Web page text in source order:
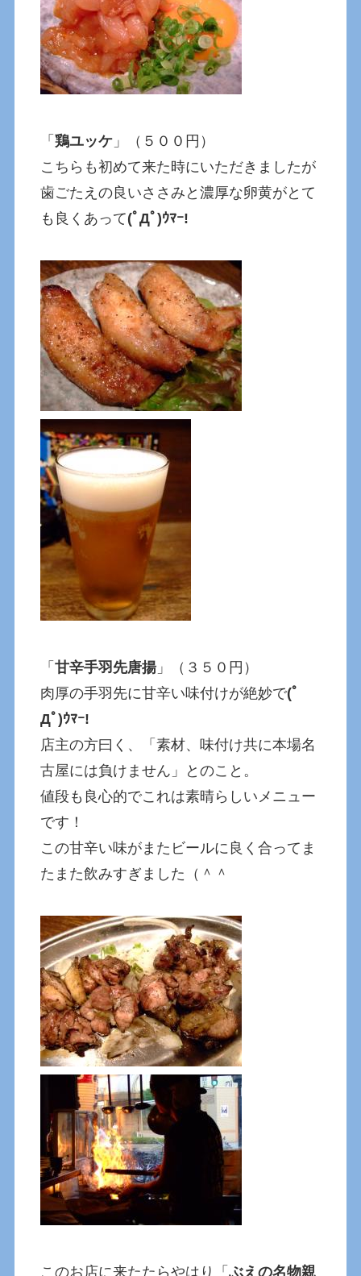
「鶏ユッケ 」（５００円）
こちらも初めて来た時にいただきましたが
歯ごたえの良いささみと濃厚な卵黄がとて
も良くあって(ﾟДﾟ)ｳﾏｰ!
「甘辛手羽先唐揚 」（３５０円）
肉厚の手羽先に甘辛い味付けが絶妙で(ﾟ
Дﾟ)ｳﾏｰ!
店主の方曰く、「素材、味付け共に本場名
古屋には負けません」とのこと。
値段も良心的でこれは素晴らしいメニュー
です！
この甘辛い味がまたビールに良く合ってま
たまた飲みすぎました（＾＾
このお店に来たたらやはり「ぶえの名物親